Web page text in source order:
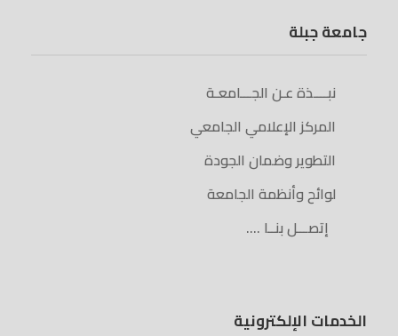
جامعة جبلة
نبــــذة عـن الجـــامعـة
المركز الإعلامي الجامعي
التطوير وضمان الجودة
لوائح وأنظمة الجامعة
إتصـــل بنــا ….
الخدمات الإلكترونية